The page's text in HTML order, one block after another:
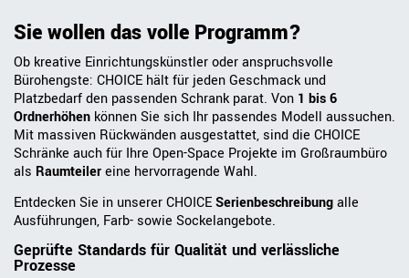
Sie wollen das volle Programm?
Ob kreative Einrichtungskünstler oder anspruchsvolle
Bürohengste: CHOICE hält für jeden Geschmack und
Platzbedarf den passenden Schrank parat. Von 1 bis 6
Ordnerhöhen können Sie sich Ihr passendes Modell aussuchen.
Mit massiven Rückwänden ausgestattet, sind die CHOICE
Schränke auch für Ihre Open-Space Projekte im Großraumbüro
als Raumteilereine hervorragende Wahl.
Entdecken Sie in unserer CHOICESerienbeschreibungalle
Ausführungen, Farb- sowie Sockelangebote.
Geprüfte Standards für Qualität und verlässliche
Prozesse